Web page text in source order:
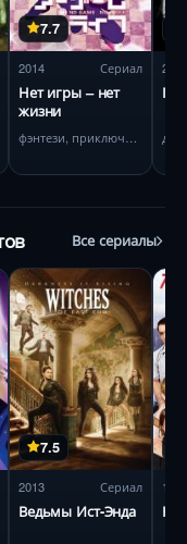
7.7
2014 Сериал
Нет игры – нет
жизни
2014
Все сериалы
7.5
2013 Сериал
Ведьмы Ист-Энда
1995